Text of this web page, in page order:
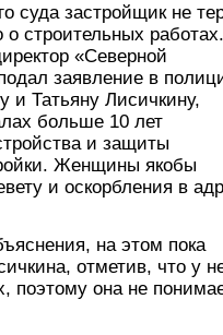
суда застройщик не
о строительных работах.
«Северной
заявление в
и Татьяну Лисичкину,
больше 10 лет
и защиты
Женщины якобы
и оскорбления в
на этом пока
отметив, что у
поэтому она не